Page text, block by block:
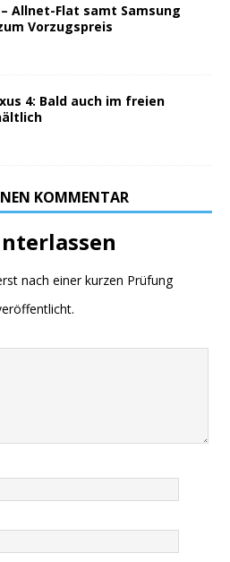
– Allnet-Flat samt Samsung
Vorzugspreis
4: Bald auch im freien
KOMMENTAR
nach einer kurzen Prüfung